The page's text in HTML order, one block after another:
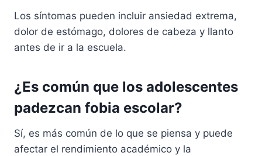
Los síntomas pueden incluir ansiedad extrema,
dolor de estómago, dolores de cabeza y llanto
antes de ir a la escuela.
¿Es común que los adolescentes
padezcan fobia escolar?
Sí, es más común de lo que se piensa y puede
afectar el rendimiento académico y la